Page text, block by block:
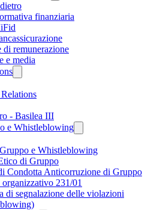
finanziaria
di remunerazione
e media
- Basilea III
e Whistleblowing
e Whistleblowing
di Gruppo
Condotta Anticorruzione di Gruppo
231/01
di segnalazione delle violazioni